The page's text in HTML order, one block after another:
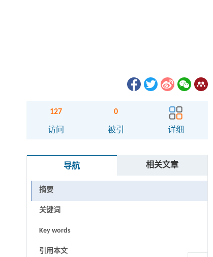
127
访问
0
被引 详细
导航 相关文章
摘要
关键词
Key words
引用本文